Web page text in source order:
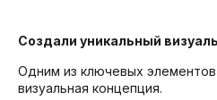
Создали уникальный
Одним из ключевых элементов
визуальная концепция.